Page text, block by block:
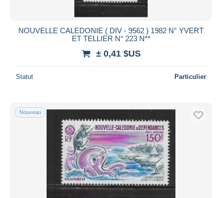
NOUVELLE CALEDONIE ( DIV - 9562 ) 1982 N° YVERT
ET TELLIER N° 223 N**
± 0,41 $US
Statut Particulier
Nouveau